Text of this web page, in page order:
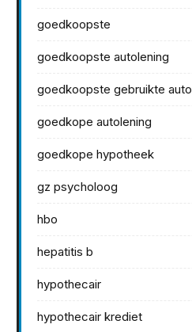
goedkoopste
goedkoopste autolening
goedkoopste gebruikte auto
goedkope autolening
goedkope hypotheek
gz psycholoog
hbo
hepatitis b
hypothecair
hypothecair krediet